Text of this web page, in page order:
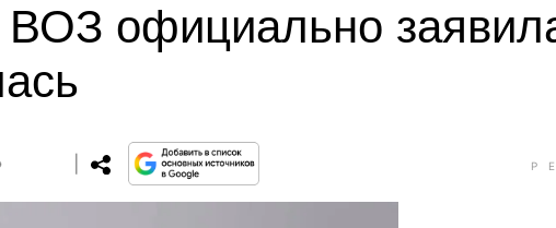
ВОЗ официально